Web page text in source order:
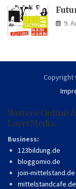
9.
Copyright
Weitere Online-
LayerMedia:
Business:
123bildung.de
bloggomio.de
join-mittelstand.de
mittelstandcafe.de